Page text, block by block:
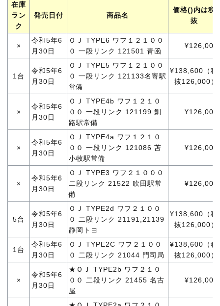
在庫
ラン
ク
発売日付 商品名
価格()内は税
抜
×
令和5年6
月30日
ＯＪ TYPE6 ワフ１２１００
０ 一段リンク 121501 青函
¥126,000
1台
令和5年6
月30日
ＯＪ TYPE5 ワフ１２１００
０ 一段リンク 121133名寄駅
常備
¥138,600（税
抜126,000）
×
令和5年6
月30日
ＯＪ TYPE4b ワフ１２１０
００ 一段リンク 121199 釧
路駅常備
¥126,000
×
令和5年6
月30日
ＯＪ TYPE4a ワフ１２１０
００ 一段リンク 121086 苫
小牧駅常備
¥126,000
×
令和5年6
月30日
ＯＪ TYPE3 ワフ２１０００
二段リンク 21522 吹田駅常
備
¥126,000
5台
令和5年6
月30日
ＯＪ TYPE2d ワフ２１００
０ 二段リンク 21191,21139
静岡トヨ
¥138,600（税
抜126,000）
1台
令和5年6
月30日
ＯＪ TYPE2C ワフ２１００
０ 二段リンク 21044 門司局
¥138,600（税
抜126,000）
×
令和5年6
月30日
★ＯＪ TYPE2b ワフ２１０
００ 二段リンク 21455 名古
屋
¥126,000